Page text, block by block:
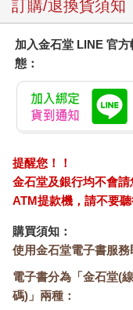
訂購/退換貨須知
加入金石堂 LINE 官
態：
提醒您！！
金石堂及銀行均不會
ATM提款機，請不要
購買須知：
使用金石堂電子書服務
電子書分為「金石堂(
碼)」兩種：